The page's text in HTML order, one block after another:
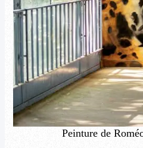
Peinture de